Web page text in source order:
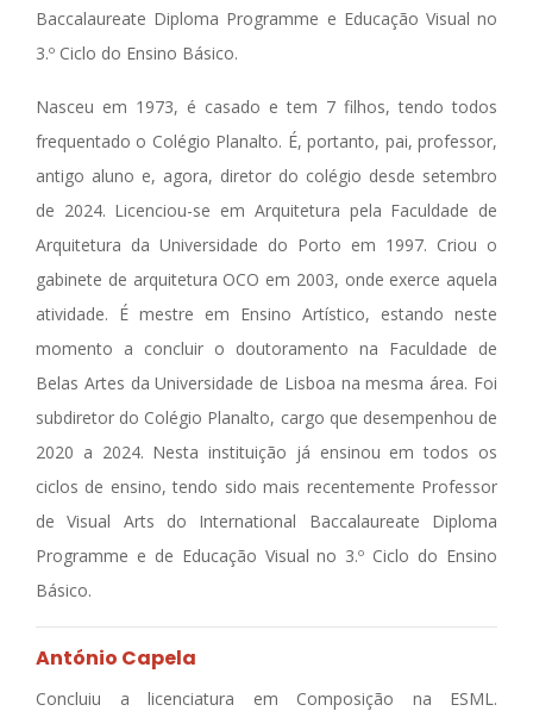
Baccalaureate Diploma Programme e Educação Visual no
3.º Ciclo do Ensino Básico.
Nasceu em 1973, é casado e tem 7 filhos, tendo todos
frequentado o Colégio Planalto. É, portanto, pai, professor,
antigo aluno e, agora, diretor do colégio desde setembro
de 2024. Licenciou-se em Arquitetura pela Faculdade de
Arquitetura da Universidade do Porto em 1997. Criou o
gabinete de arquitetura OCO em 2003, onde exerce aquela
atividade. É mestre em Ensino Artístico, estando neste
momento a concluir o doutoramento na Faculdade de
Belas Artes da Universidade de Lisboa na mesma área. Foi
subdiretor do Colégio Planalto, cargo que desempenhou de
2020 a 2024. Nesta instituição já ensinou em todos os
ciclos de ensino, tendo sido mais recentemente Professor
de Visual Arts do International Baccalaureate Diploma
Programme e de Educação Visual no 3.º Ciclo do Ensino
Básico.
António Capela
Concluiu a licenciatura em Composição na ESML.